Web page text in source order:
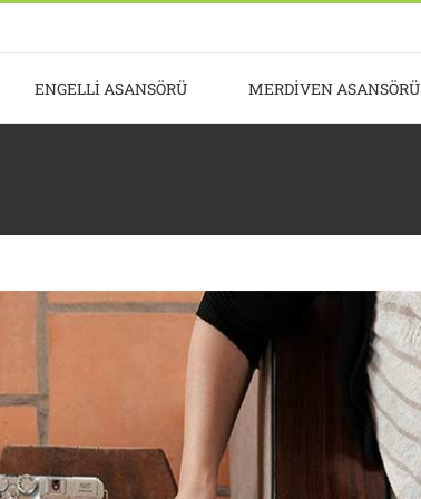
ENGELLİ ASANSÖRÜ MERDİVEN ASANSÖRÜ